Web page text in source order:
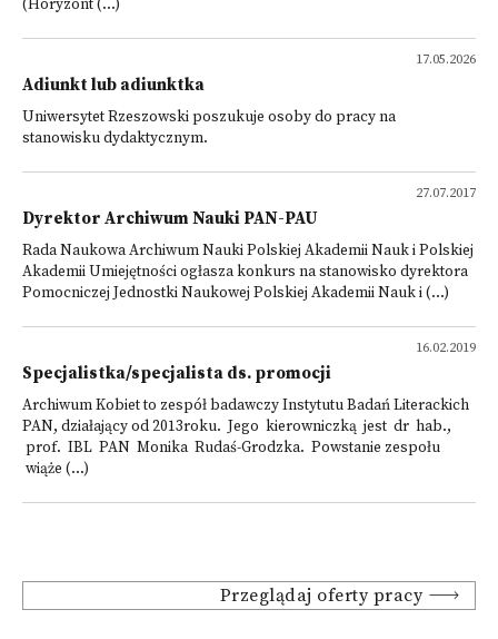
(Horyzont (...)
17.05.2026
Adiunkt lub adiunktka
Uniwersytet Rzeszowski poszukuje osoby do pracy na
stanowisku dydaktycznym.
27.07.2017
Dyrektor Archiwum Nauki PAN-PAU
Rada Naukowa Archiwum Nauki Polskiej Akademii Nauk i Polskiej
Akademii Umiejętności ogłasza konkurs na stanowisko dyrektora
Pomocniczej Jednostki Naukowej Polskiej Akademii Nauk i (...)
16.02.2019
Specjalistka/specjalista ds. promocji
Archiwum Kobiet to zespół badawczy Instytutu Badań Literackich
PAN, działający od 2013roku. Jego kierowniczką jest dr hab.,
prof. IBL PAN Monika Rudaś-Grodzka. Powstanie zespołu
wiąże (...)
Przeglądaj oferty pracy